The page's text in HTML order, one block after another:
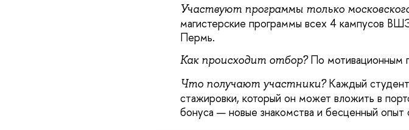
Участвуют программы только
магистерские программы всех 4 кампусов
Пермь.
Как происходит отбор?По мотивационным
Что получают участники?Каждый
стажировки, который он может вложить в
бонуса — новые знакомства и бесценный